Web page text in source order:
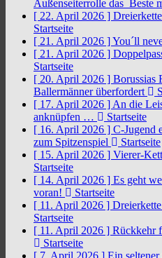
Außenseiterrolle das Beste
[ 22. April 2026 ]
Startseite
[ 21. April 2026 ]You´ll
[ 21. April 2026 ]
Startseite
[ 20. April 2026 ] Borussias
Ballermänner überfordert
[ 17. April 2026 ] An die
anknüpfen …
Startseite
[ 16. April 2026 ] C-Jugend
zum Spitzenspiel
Startseite
[ 15. April 2026 ] Vierer-
Startseite
[ 14. April 2026 ] Es geht
voran!
Startseite
[ 11. April 2026 ]
Startseite
[ 11. April 2026 ] Rückkehr
Startseite
[ 7. April 2026 ] Ein